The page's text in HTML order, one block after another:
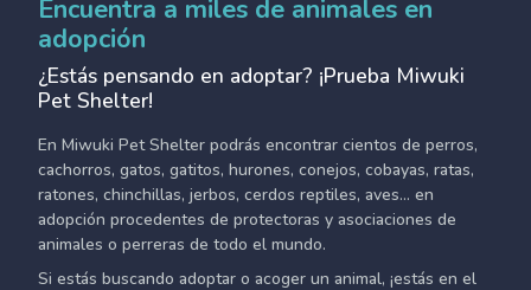
Encuentra a miles de animales en
adopción
¿Estás pensando en adoptar? ¡Prueba Miwuki
Pet Shelter!
En Miwuki Pet Shelter podrás encontrar cientos de perros,
cachorros, gatos, gatitos, hurones, conejos, cobayas, ratas,
ratones, chinchillas, jerbos, cerdos reptiles, aves... en
adopción procedentes de protectoras y asociaciones de
animales o perreras de todo el mundo.
Si estás buscando adoptar o acoger un animal, ¡estás en el